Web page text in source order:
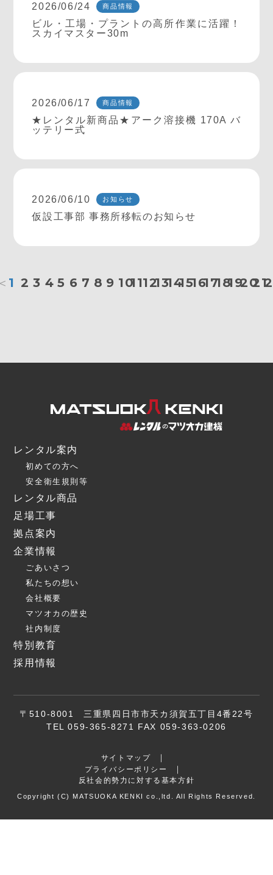
2026/06/24 商品情報
ビル・工場・プラントの高所作業に活躍！
スカイマスター30m
2026/06/17 商品情報
★レンタル新商品★アーク溶接機 170A バ
ッテリー式
2026/06/10 お知らせ
仮設工事部 事務所移転のお知らせ
1 2 3 4 5 6 7 8 9 101112131415161718192021
レンタル案内
初めての方へ
安全衛生規則等
レンタル商品
足場工事
拠点案内
企業情報
ごあいさつ
私たちの想い
会社概要
マツオカの歴史
社内制度
特別教育
採用情報
〒510-8001 三重県四日市市天カ須賀五丁目4番22号
TEL 059-365-8271 FAX 059-363-0206
サイトマップ
プライバシーポリシー
反社会的勢力に対する基本方針
Copyright (C) MATSUOKA KENKI co.,ltd. All Rights Reserved.